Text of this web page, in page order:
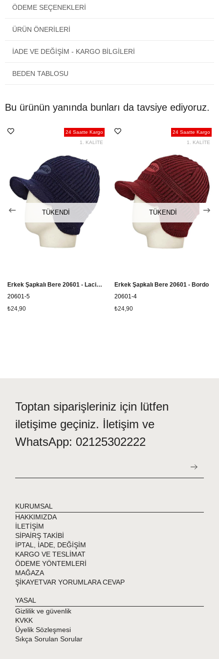
çıkacak olan kutucuğu işaretlemeniz yeterlidir. Yazılı not bırakma
Türkiye'nin neresinde olursanız olun siparişiniz kapınıza gelecektir.
ÖDEME SEÇENEKLERI
ÜRÜN ÖNERILERI
İADE VE DEĞİŞİM - KARGO BİLGİLERİ
BEDEN TABLOSU
Bu ürünün yanında bunları da tavsiye ediyoruz.
TÜKENDI
Erkek Şapkalı Bere 20601 - Lacivert
20601-5
₺24,90
24 Saatte Kargo
1. KALİTE
TÜKENDI
Erkek Şapkalı Bere 20601 - Bordo
20601-4
₺24,90
24 Saatte Kargo
1. KALİTE
Toptan siparişleriniz için lütfen
iletişime geçiniz. İletişim ve
WhatsApp: 02125302222
KURUMSAL
HAKKIMIZDA
İLETİŞİM
SİPAİRŞ TAKİBİ
İPTAL, İADE, DEĞİŞİM
KARGO VE TESLİMAT
ÖDEME YÖNTEMLERİ
MAĞAZA
ŞİKAYETVAR YORUMLARA CEVAP
YASAL
Gizlilik ve güvenlik
KVKK
Üyelik Sözleşmesi
Sıkça Sorulan Sorular